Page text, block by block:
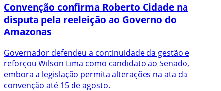
Convenção confirma Roberto Cidade na
disputa pela reeleição ao Governo do
Amazonas
Governador defendeu a continuidade da gestão e
reforçou Wilson Lima como candidato ao Senado,
embora a legislação permita alterações na ata da
convenção até 15 de agosto.